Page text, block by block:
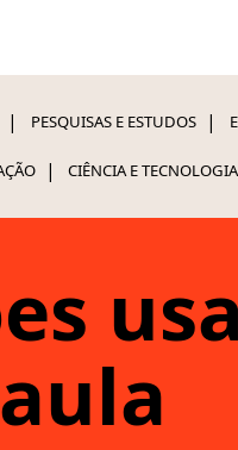
PESQUISAS E ESTUDOS
CIÊNCIA E TECNOLOGIA